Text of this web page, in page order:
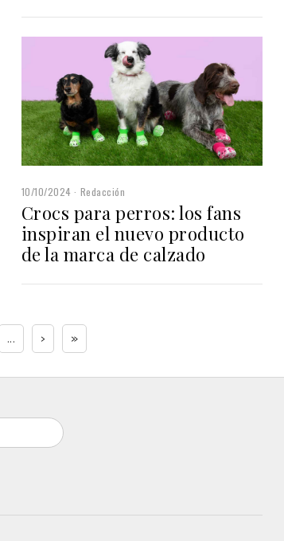
10/10/2024 Redacción
Crocs para perros: los fans
inspiran el nuevo producto
de la marca de calzado
... › »